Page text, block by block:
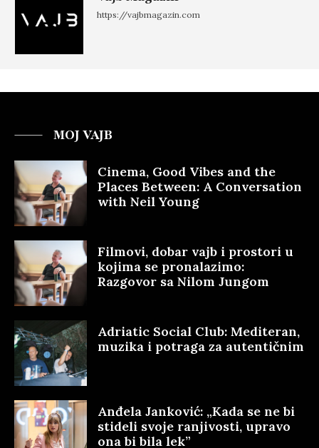
https://vajbmagazin.com
MOJ VAJB
Cinema, Good Vibes and the
Places Between: A Conversation
with Neil Young
Filmovi, dobar vajb i prostori u
kojima se pronalazimo:
Razgovor sa Nilom Jungom
Adriatic Social Club: Mediteran,
muzika i potraga za autentičnim
Anđela Janković: „Kada se ne bi
stideli svoje ranjivosti, upravo
ona bi bila lek”